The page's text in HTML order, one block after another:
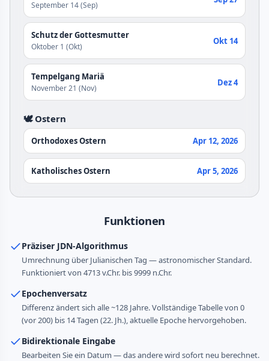
September 14 (Sep)
Schutz der Gottesmutter
Oktober 1 (Okt)
Okt 14
Tempelgang Mariä
November 21 (Nov)
Dez 4
🕊️ Ostern
Orthodoxes Ostern Apr 12, 2026
Katholisches Ostern Apr 5, 2026
Funktionen
Präziser JDN-Algorithmus
Umrechnung über Julianischen Tag — astronomischer Standard.
Funktioniert von 4713 v.Chr. bis 9999 n.Chr.
Epochenversatz
Differenz ändert sich alle ~128 Jahre. Vollständige Tabelle von 0
(vor 200) bis 14 Tagen (22. Jh.), aktuelle Epoche hervorgehoben.
Bidirektionale Eingabe
Bearbeiten Sie ein Datum — das andere wird sofort neu berechnet.